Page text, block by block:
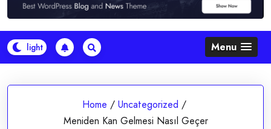
Menu
Home / Uncategorized /
Meniden Kan Gelmesi Nasıl Geçer